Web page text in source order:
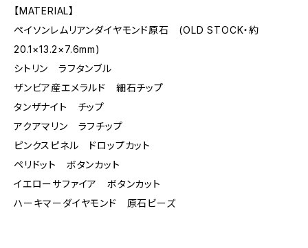
【MATERIAL】
ペイソンレムリアンダイヤモンド原石 (OLD STOCK・約
20.1×13.2×7.6mm)
シトリン ラフタンブル
ザンビア産エメラルド 細石チップ
タンザナイト チップ
アクアマリン ラフチップ
ピンクスピネル ドロップカット
ペリドット ボタンカット
イエローサファイア ボタンカット
ハーキマーダイヤモンド 原石ビーズ